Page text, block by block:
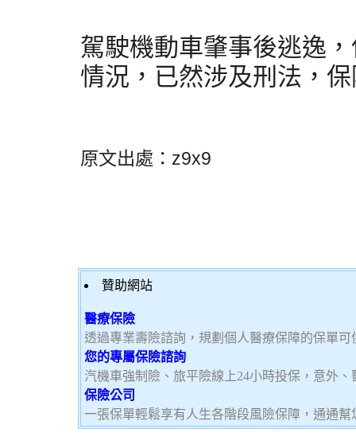
駕駛機動車肇事後逃逸
情況，已然涉及刑法，
原文出處：z9x9
贊助網站
醫療保險
透過專業壽險諮詢，規劃個人醫療保障的保單可
您的專屬保險諮詢
汽機車強制險、旅平險線上24小時投保，意外
保險公司
一張保單輕鬆享有人生各階段風險保障，通通幫